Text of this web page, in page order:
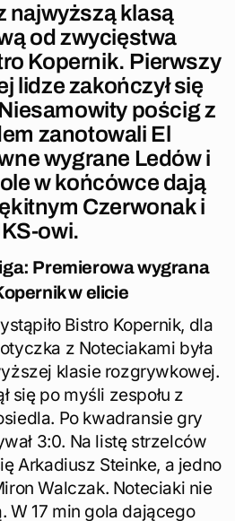
najwyższą klasą
od zwycięstwa
Kopernik. Pierwszy
lidze zakończył się
pościg z
zanotowali El
wygrane Ledów i
w końcówce dają
Czerwonak i
owi.
Premierowa wygrana
w elicie
Bistro Kopernik, dla
z Noteciakami była
klasie rozgrywkowej.
się po myśli zespołu z
Po kwadransie gry
3:0. Na listę strzelców
Arkadiusz Steinke, a jedno
Walczak. Noteciaki nie
W 17 min gola dającego